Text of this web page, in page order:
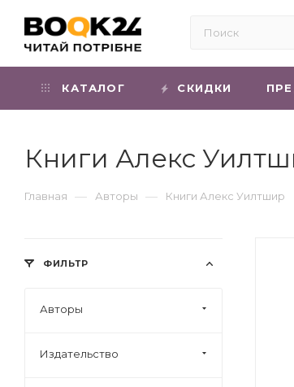
КАТАЛОГ СКИДКИ
Книги Алекс
Главная — Авторы — Книги Алекс Уилтшир
ФИЛЬТР
Авторы
Издательство